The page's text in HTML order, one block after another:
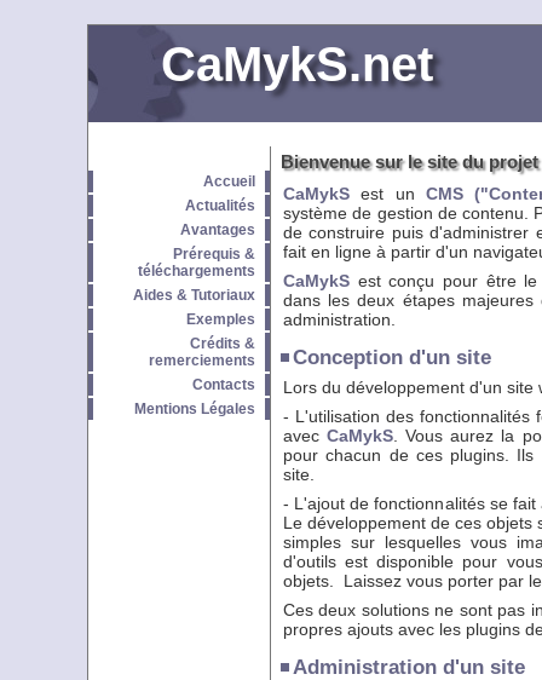
CaMykS.net
Accueil
Actualités
Avantages
Prérequis &
téléchargements
Aides & Tutoriaux
Exemples
Crédits &
remerciements
Contacts
Mentions Légales
Bienvenue sur le site du projet
CaMykS est un CMS
système de gestion de contenu.
de construire puis d'administrer
fait en ligne à partir d'un
CaMykS est conçu pour être
dans les deux étapes
administration.
Conception d'un site
Lors du développement d'un
- L'utilisation des fonctionnalités
avecCaMykS . Vous aurez la
pour chacun de ces plugins.
site.
- L'ajout de fonctionnalités se
Le développement de ces objets
simples sur lesquelles vous
d'outils est disponible pour
objets. Laissez vous porter par
Ces deux solutions ne sont pas
propres ajouts avec les plugins
Administration d'un site